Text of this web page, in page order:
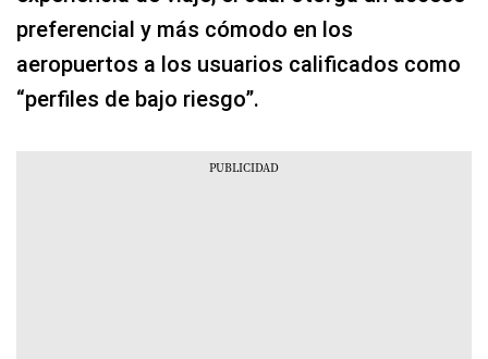
preferencial y más cómodo en los
aeropuertos a los usuarios calificados como
“perfiles de bajo riesgo”.